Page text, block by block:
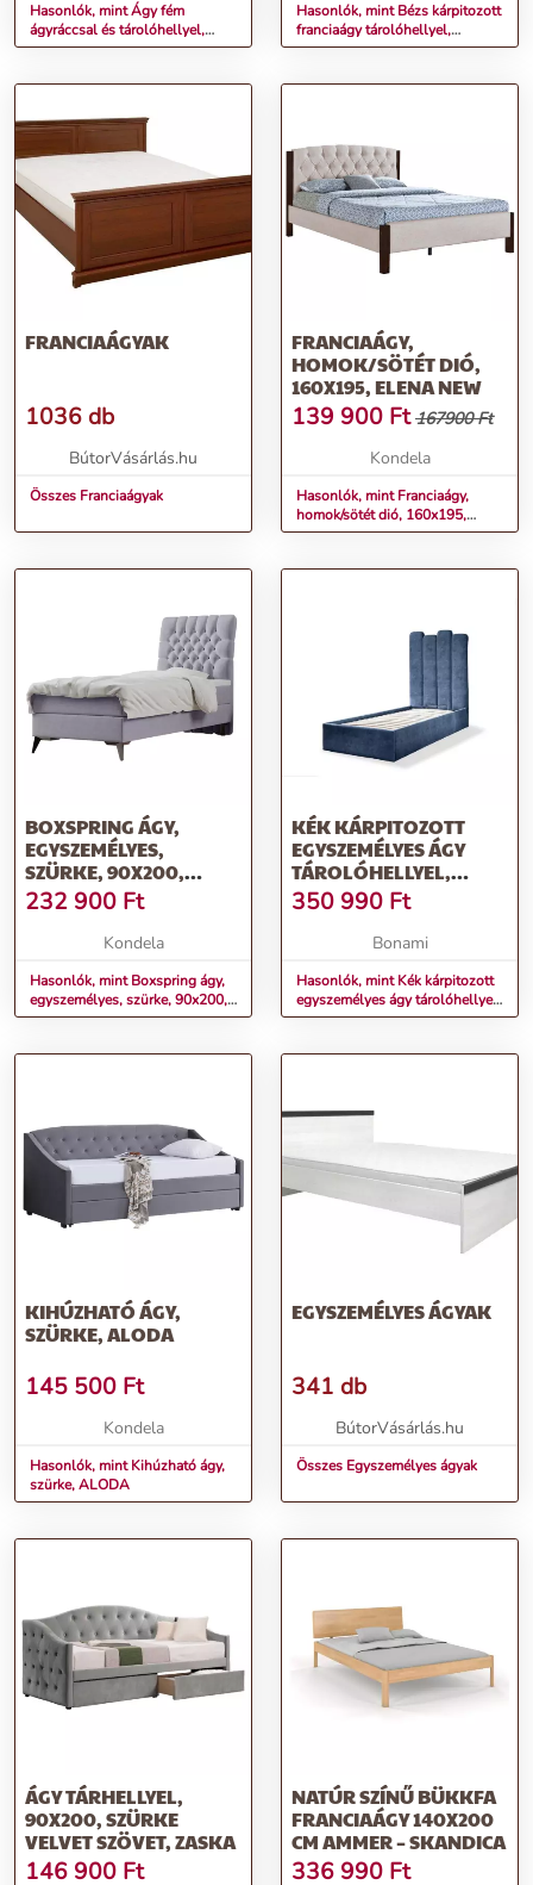
Hasonlók, mint Ágy fém
ágyráccsal és tárolóhellyel,
200x200, tejszínes, SORENA
Hasonlók, mint Bézs kárpitozott
franciaágy tárolóhellyel,
ágyráccsal 180x200 cm Arendal
FRANCIAÁGYAK
1036 db
BútorVásárlás.hu
Összes Franciaágyak
FRANCIAÁGY,
HOMOK/SÖTÉT DIÓ,
160X195, ELENA NEW
139 900 Ft 167900 Ft
Kondela
Hasonlók, mint Franciaágy,
homok/sötét dió, 160x195,
ELENA New
BOXSPRING ÁGY,
EGYSZEMÉLYES,
SZÜRKE, 90X200,
JOBBOS, BARY
232 900 Ft
Kondela
Hasonlók, mint Boxspring ágy,
egyszemélyes, szürke, 90x200,
jobbos, BARY
KÉK KÁRPITOZOTT
EGYSZEMÉLYES ÁGY
TÁROLÓHELLYEL,
ÁGYRÁCCSAL 90X200
CM DREAMY AURORA –
MIUFORM
350 990 Ft
Bonami
Hasonlók, mint Kék kárpitozott
egyszemélyes ágy tárolóhellyel,
ágyráccsal 90x200 cm Dreamy
KIHÚZHATÓ ÁGY,
SZÜRKE, ALODA
145 500 Ft
Kondela
Hasonlók, mint Kihúzható ágy,
szürke, ALODA
EGYSZEMÉLYES ÁGYAK
341 db
BútorVásárlás.hu
Összes Egyszemélyes ágyak
ÁGY TÁRHELLYEL,
90X200, SZÜRKE
VELVET SZÖVET, ZASKA
146 900 Ft
NATÚR SZÍNŰ BÜKKFA
FRANCIAÁGY 140X200
CM AMMER – SKANDICA
336 990 Ft